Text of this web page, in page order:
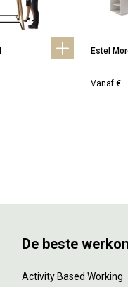
Estel
Vanaf €
De beste
Activity Based Working